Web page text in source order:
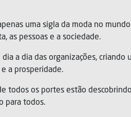
uma sigla da moda no
as pessoas e a sociedade.
a dia das organizações,
a prosperidade.
todos os portes estão
para todos.